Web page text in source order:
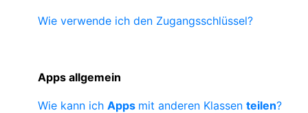
Wie verwende ich den Zugangsschlüssel?
Apps allgemein
Wie kann ich Apps mit anderen Klassen teilen?